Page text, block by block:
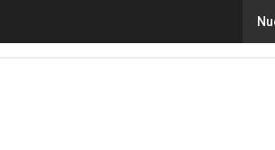
Ciberseguridad